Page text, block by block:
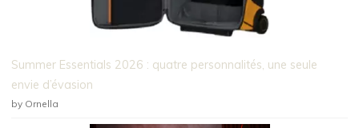
Summer Essentials 2026 : quatre personnalités, une seule
envie d’évasion
by Ornella